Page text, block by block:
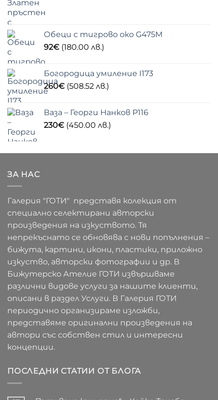
Обеци с тигрово око G475M
92€ (180.00 лв.)
Богородица умиление I173
260€ (508.52 лв.)
Ваза – Георги Нанков P116
230€ (450.00 лв.)
ЗА НАС
Галерия "ГОТИ" представя колекция от
специално селектирани авторски
произведения на изкуството. Тя
непрекъснато се обновява с нови попълнения –
бижута, картини, икони, пластики, приложно
изкуство, авторски фотографии и др. В
Бижутерско Ателие ГОТИ извършваме
различни видове услуги за нашите клиенти,
описани в раздел Услуги. В Галерия ГОТИ
периодично организираме изложби,
представяме оригинални произведения на
автори със собствен стил и интересни
концепции.
ПОСЛЕДНИ СТАТИИ ОТ БЛОГА